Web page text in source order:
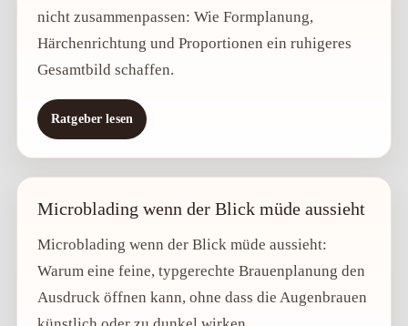
nicht zusammenpassen: Wie Formplanung,
Härchenrichtung und Proportionen ein ruhigeres
Gesamtbild schaffen.
Ratgeber lesen
Microblading wenn der Blick müde aussieht
Microblading wenn der Blick müde aussieht:
Warum eine feine, typgerechte Brauenplanung den
Ausdruck öffnen kann, ohne dass die Augenbrauen